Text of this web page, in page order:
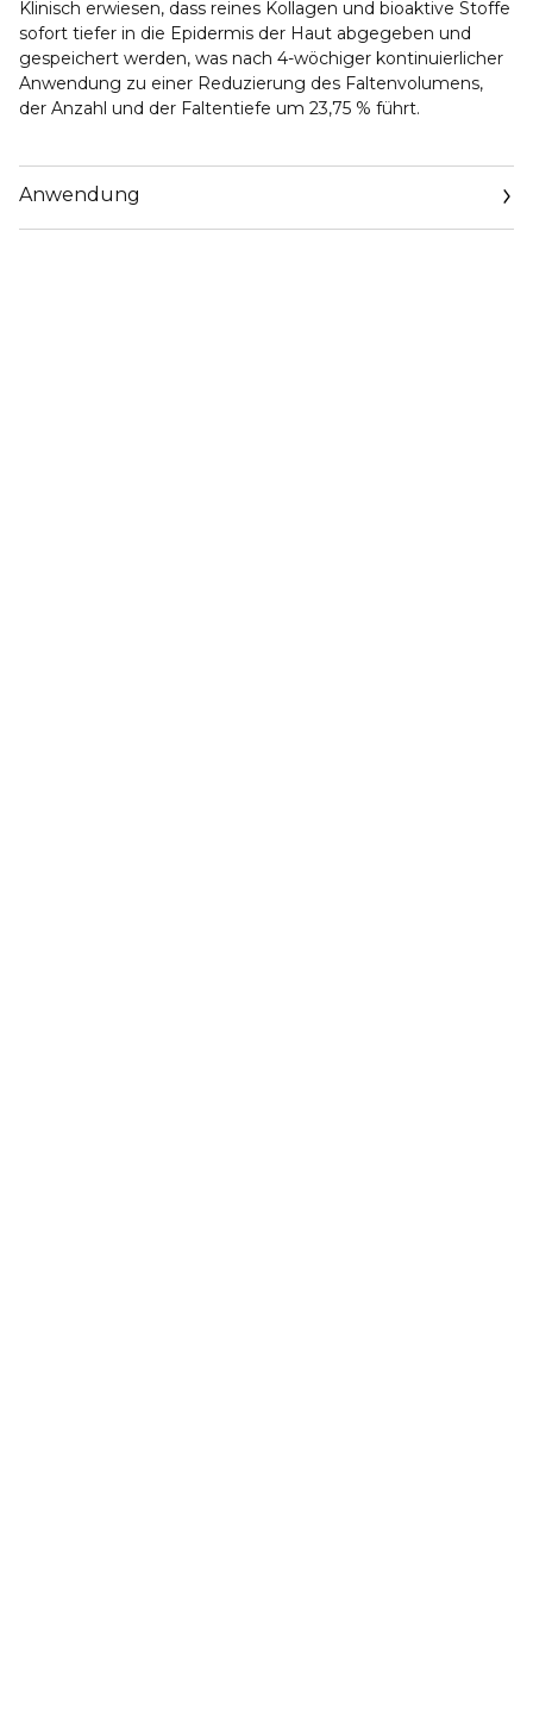
Klinisch erwiesen, dass reines Kollagen und bioaktive Stoffe
sofort tiefer in die Epidermis der Haut abgegeben und
gespeichert werden, was nach 4-wöchiger kontinuierlicher
Anwendung zu einer Reduzierung des Faltenvolumens,
der Anzahl und der Faltentiefe um 23,75 % führt.
Anwendung